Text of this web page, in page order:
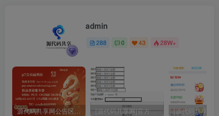
admin
288 0 43 28W+
源代码共享网公告区域 购买认真阅读 [源代码共享网]官方独家大富二次开发挂机软件 通用各种大富